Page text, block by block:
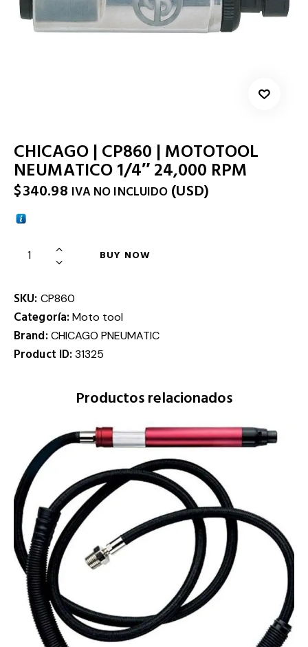
CHICAGO | CP860 | MOTOTOOL
NEUMATICO 1/4″ 24,000 RPM
$340.98 IVA NO INCLUIDO (USD)
BUY NOW
SKU: CP860
Categoría:Moto tool
Brand: CHICAGO PNEUMATIC
Product ID:31325
Productos relacionados